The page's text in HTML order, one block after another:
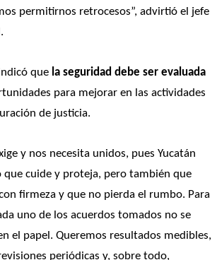
permitirnos retrocesos”, advirtió el jefe
que la seguridad debe ser evaluada
para mejorar en las actividades
de justicia.
y nos necesita unidos, pues Yucatán
que cuide y proteja, pero también que
firmeza y que no pierda el rumbo. Para
uno de los acuerdos tomados no se
el papel. Queremos resultados medibles,
periódicas y, sobre todo,